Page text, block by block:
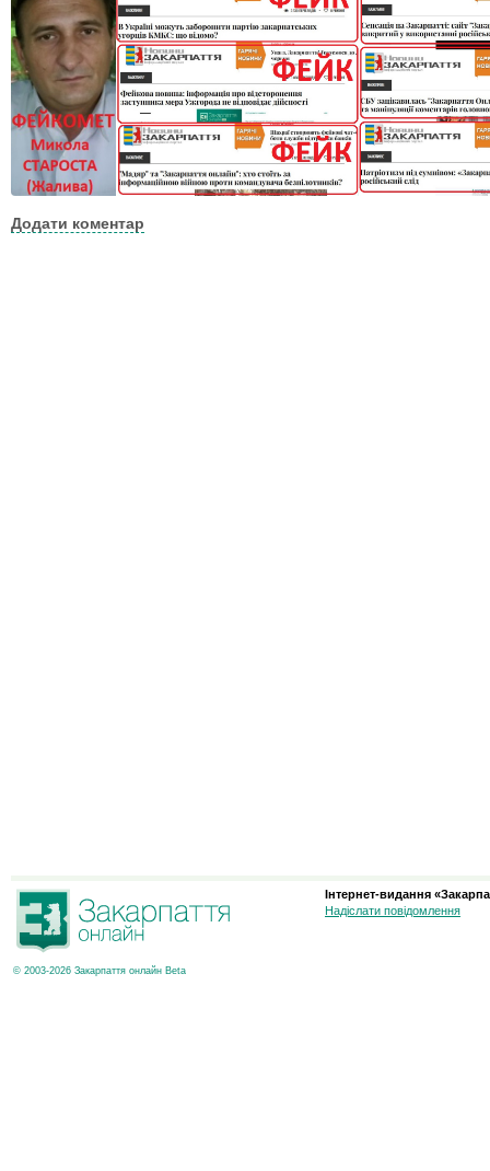
Додати коментар
© 2003-2026 Закарпаття онлайн Beta
Інтернет-видання
Надіслати повідомлення